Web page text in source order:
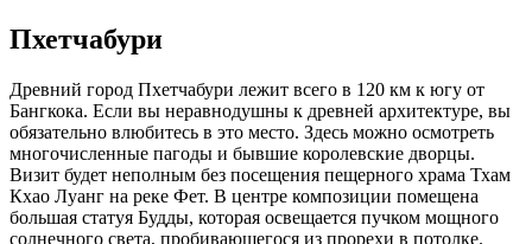
Пхетчабури
Древний город Пхетчабури лежит всего в 120 км к югу от
Бангкока. Если вы неравнодушны к древней архитектуре, вы
обязательно влюбитесь в это место. Здесь можно осмотреть
многочисленные пагоды и бывшие королевские дворцы.
Визит будет неполным без посещения пещерного храма Тхам
Кхао Луанг на реке Фет. В центре композиции помещена
большая статуя Будды, которая освещается пучком мощного
солнечного света, пробивающегося из прорехи в потолке.